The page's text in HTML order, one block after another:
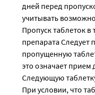
дней перед
учитывать
Пропуск таблеток
препарата
пропущенную
это означает прием
Следующую
При условии, что